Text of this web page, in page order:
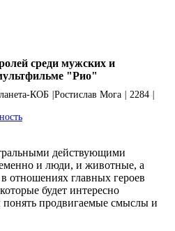
среди мужских и
"Рио"
КОБ Ростислав Мога 2284
действующими
и люди, и животные, а
отношениях главных героев
будет интересно
понять продвигаемые смыслы и